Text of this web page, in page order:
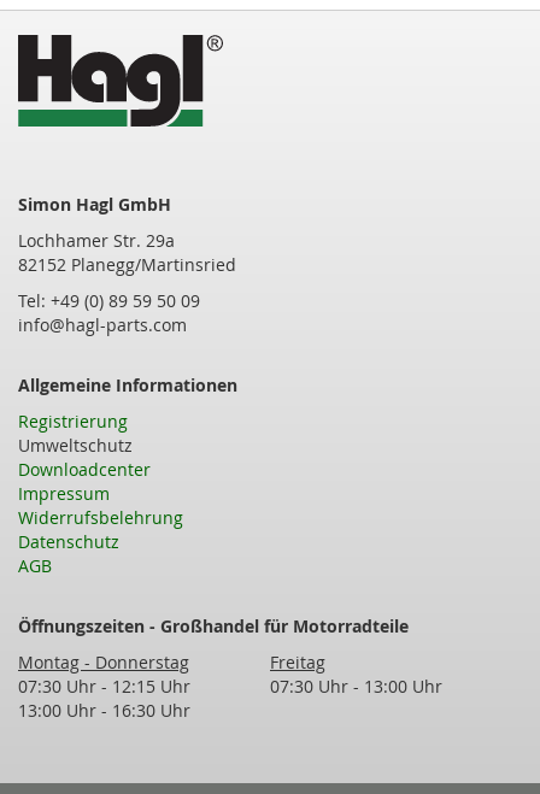
Simon Hagl GmbH
Lochhamer Str. 29a
82152 Planegg/Martinsried
Tel: +49 (0) 89 59 50 09
info@hagl-parts.com
Allgemeine Informationen
Registrierung
Umweltschutz
Downloadcenter
Impressum
Widerrufsbelehrung
Datenschutz
AGB
Öffnungszeiten - Großhandel für Motorradteile
Montag - Donnerstag
Freitag
07:30 Uhr - 12:15 Uhr
13:00 Uhr - 16:30 Uhr
07:30 Uhr - 13:00 Uhr